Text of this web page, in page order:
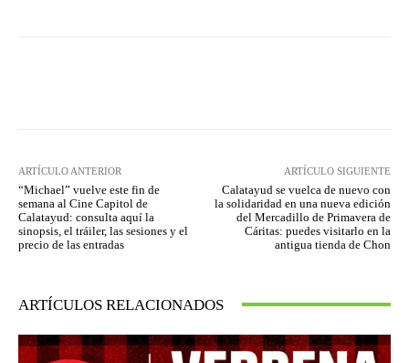
ARTÍCULO ANTERIOR
“Michael” vuelve este fin de
semana al Cine Capitol de
Calatayud: consulta aquí la
sinopsis, el tráiler, las sesiones y el
precio de las entradas
ARTÍCULO SIGUIENTE
Calatayud se vuelca de nuevo con
la solidaridad en una nueva edición
del Mercadillo de Primavera de
Cáritas: puedes visitarlo en la
antigua tienda de Chon
ARTÍCULOS RELACIONADOS